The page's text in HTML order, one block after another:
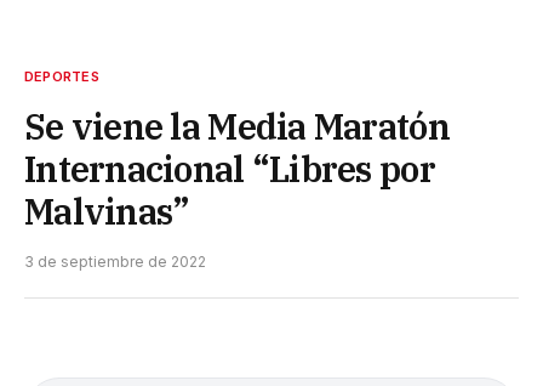
DEPORTES
Se viene la Media Maratón
Internacional “Libres por
Malvinas”
3 de septiembre de 2022